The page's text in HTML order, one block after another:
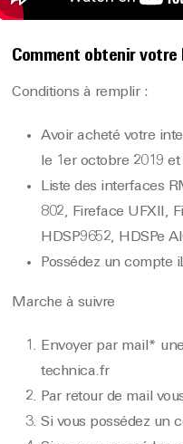
Comment obtenir votre
Conditions à remplir :
Avoir acheté votre
le 1er octobre 2019
Liste des interfaces
802, Fireface UFXII,
HDSP9652, HDSPe
Possédez un compte
Marche à suivre
Envoyer par mail*
technica.fr
Par retour de mail
Si vous possédez un